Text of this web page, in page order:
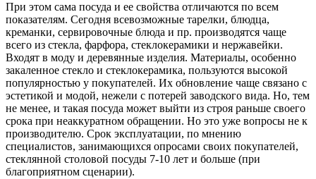
При этом сама посуда и ее свойства отличаются по всем
показателям. Сегодня всевозможные тарелки, блюдца,
креманки, сервировочные блюда и пр. производятся чаще
всего из стекла, фарфора, стеклокерамики и нержавейки.
Входят в моду и деревянные изделия. Материалы, особенно
закаленное стекло и стеклокерамика, пользуются высокой
популярностью у покупателей. Их обновление чаще связано с
эстетикой и модой, нежели с потерей заводского вида. Но, тем
не менее, и такая посуда может выйти из строя раньше своего
срока при неаккуратном обращении. Но это уже вопросы не к
производителю. Срок эксплуатации, по мнению
специалистов, занимающихся опросами своих покупателей,
стеклянной столовой посуды 7-10 лет и больше (при
благоприятном сценарии).